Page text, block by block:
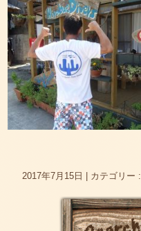
2017年7月15日 カテゴリー :